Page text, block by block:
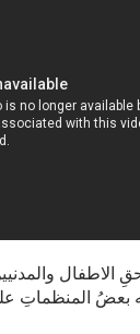
الاطفال
بعضُ المنظماتِ